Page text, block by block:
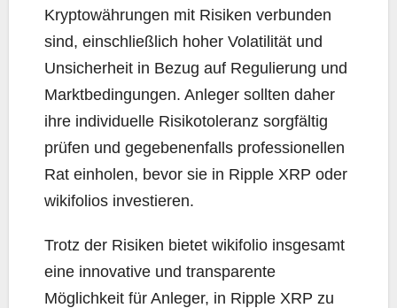
Kryptowährungen mit Risiken verbunden
sind, einschließlich hoher Volatilität und
Unsicherheit in Bezug auf Regulierung und
Marktbedingungen. Anleger sollten daher
ihre individuelle Risikotoleranz sorgfältig
prüfen und gegebenenfalls professionellen
Rat einholen, bevor sie in Ripple XRP oder
wikifolios investieren.
Trotz der Risiken bietet wikifolio insgesamt
eine innovative und transparente
Möglichkeit für Anleger, in Ripple XRP zu